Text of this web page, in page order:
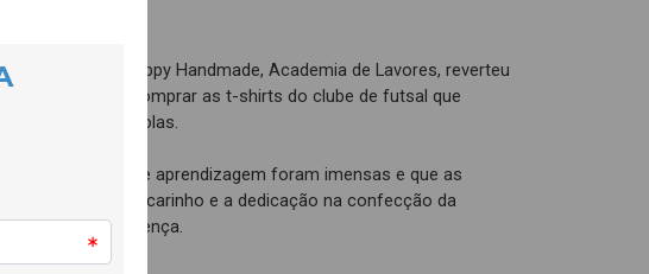
a iniciativa da Happy Handmade, Academia de Lavores, reverteu
e permitirá comprar as t-shirts do clube de futsal que
do Clube Escolas.
que a partilha e aprendizagem foram imensas e que as
deslumbrantes. O carinho e a dedicação na confecção da
toda a diferença.